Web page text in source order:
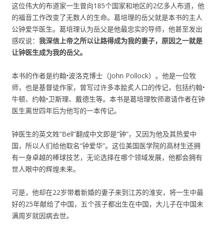
这位伟大的布道家一生曾向185个国家和地区的2亿多人布道，他
的福音工作改变了无数人的生命。葛培理的岳父就是本书的主人
公钟爱华医生。葛培理认为岳父是他最忠实的导师，他甚至发出
感叹说： 我深信上帝之所以让路得成为我的妻子，原因之一就是
让钟医生成为我的岳父。
本书的作者是约翰•波洛克博士（John Pollock）。他是一位牧
师，也是基督徒作家，曾写过许多本脍炙人口的传记，包括约翰•
牛顿、约翰•卫斯理、戴德生等。本书是葛培理牧师邀请作者在钟
医生离世四年后为他写的一本传记。
钟医生的英文姓“Bell”翻成中文即是“钟”，又因为他及其热爱中
国，所以人们给他取名“钟爱华”。这位美国医学院的高材生还拥
有一身卓越的棒球技艺，无论选择在哪个领域发展，他都会拥有
世人眼中的辉煌未来。
可是，他却在22岁带着新婚的妻子来到江苏的淮安，将一生中最
好的25年献给了中国，五个孩子都出生在中国，大儿子在中国未
满周岁就因病去世。